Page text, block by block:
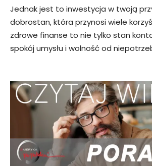
Jednak jest to inwestycja w twoją
dobrostan, która przynosi wiele
zdrowe finanse to nie tylko stan
spokój umysłu i wolność od